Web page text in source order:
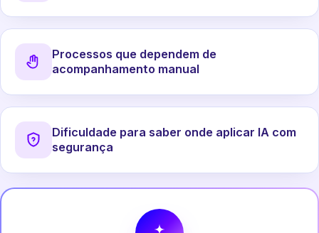
Processos que dependem de
acompanhamento manual
Dificuldade para saber onde aplicar IA com
segurança